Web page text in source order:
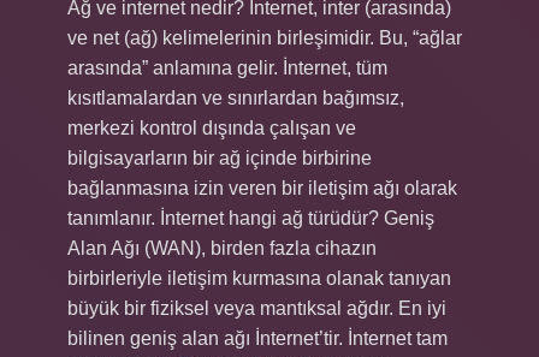
Ağ ve internet nedir? İnternet, inter (arasında)
ve net (ağ) kelimelerinin birleşimidir. Bu, “ağlar
arasında” anlamına gelir. İnternet, tüm
kısıtlamalardan ve sınırlardan bağımsız,
merkezi kontrol dışında çalışan ve
bilgisayarların bir ağ içinde birbirine
bağlanmasına izin veren bir iletişim ağı olarak
tanımlanır. İnternet hangi ağ türüdür? Geniş
Alan Ağı (WAN), birden fazla cihazın
birbirleriyle iletişim kurmasına olanak tanıyan
büyük bir fiziksel veya mantıksal ağdır. En iyi
bilinen geniş alan ağı İnternet’tir. İnternet tam